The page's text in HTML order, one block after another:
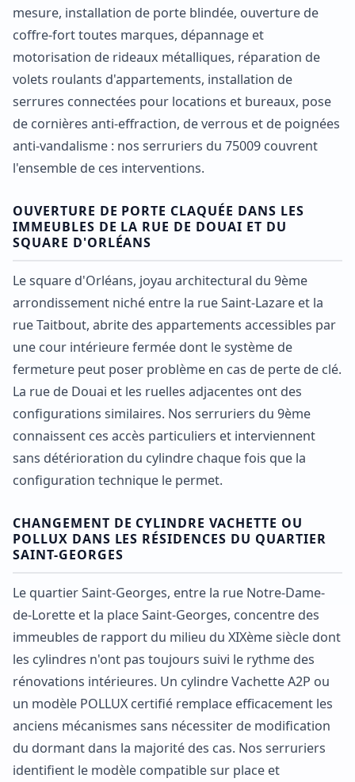
mesure, installation de porte blindée, ouverture de
coffre-fort toutes marques, dépannage et
motorisation de rideaux métalliques, réparation de
volets roulants d'appartements, installation de
serrures connectées pour locations et bureaux, pose
de cornières anti-effraction, de verrous et de poignées
anti-vandalisme : nos serruriers du 75009 couvrent
l'ensemble de ces interventions.
OUVERTURE DE PORTE CLAQUÉE DANS LES
IMMEUBLES DE LA RUE DE DOUAI ET DU
SQUARE D'ORLÉANS
Le square d'Orléans, joyau architectural du 9ème
arrondissement niché entre la rue Saint-Lazare et la
rue Taitbout, abrite des appartements accessibles par
une cour intérieure fermée dont le système de
fermeture peut poser problème en cas de perte de clé.
La rue de Douai et les ruelles adjacentes ont des
configurations similaires. Nos serruriers du 9ème
connaissent ces accès particuliers et interviennent
sans détérioration du cylindre chaque fois que la
configuration technique le permet.
CHANGEMENT DE CYLINDRE VACHETTE OU
POLLUX DANS LES RÉSIDENCES DU QUARTIER
SAINT-GEORGES
Le quartier Saint-Georges, entre la rue Notre-Dame-
de-Lorette et la place Saint-Georges, concentre des
immeubles de rapport du milieu du XIXème siècle dont
les cylindres n'ont pas toujours suivi le rythme des
rénovations intérieures. Un cylindre Vachette A2P ou
un modèle POLLUX certifié remplace efficacement les
anciens mécanismes sans nécessiter de modification
du dormant dans la majorité des cas. Nos serruriers
identifient le modèle compatible sur place et